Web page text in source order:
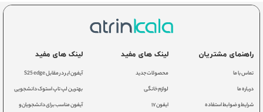
راهنمای مشتریان
تماس با ما
درباره ما
شرایط و ضوابط استفاده
لینک های مفید
محصولات جدید
لوازم خانگی
ایفون ۱۷
لینک های مفید
آیفون ایر در مقابل S25 edge
بهترین لپ تاپ استوک دانشجویی
آیفون مناسب برای دانشجویان و